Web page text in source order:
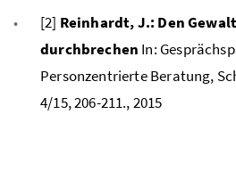
[2] Reinhardt, J.: Den
durchbrechen In:
Personzentrierte Beratung,
4/15, 206-211., 2015